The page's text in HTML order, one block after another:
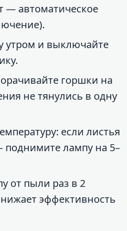
— автоматическое
утром и выключайте
горшки на
не тянулись в одну
если листья
поднимите лампу на 5–
от пыли раз в 2
эффективность